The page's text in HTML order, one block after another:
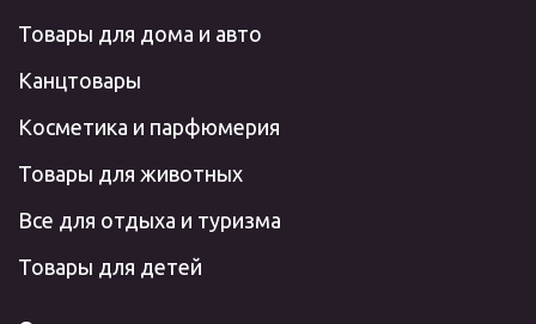
Товары для дома и авто
Канцтовары
Косметика и парфюмерия
Товары для животных
Все для отдыха и туризма
Товары для детей